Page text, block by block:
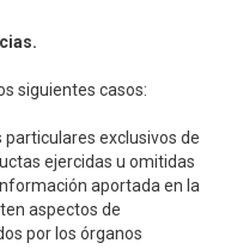
siguientes casos:
exclusivos de
ejercidas u omitidas
aportada en la
aspectos de
por los órganos